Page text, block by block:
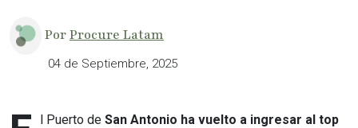
PorProcure Latam
04 de Septiembre, 2025
l Puerto de San Antonio ha vuelto a ingresar al top